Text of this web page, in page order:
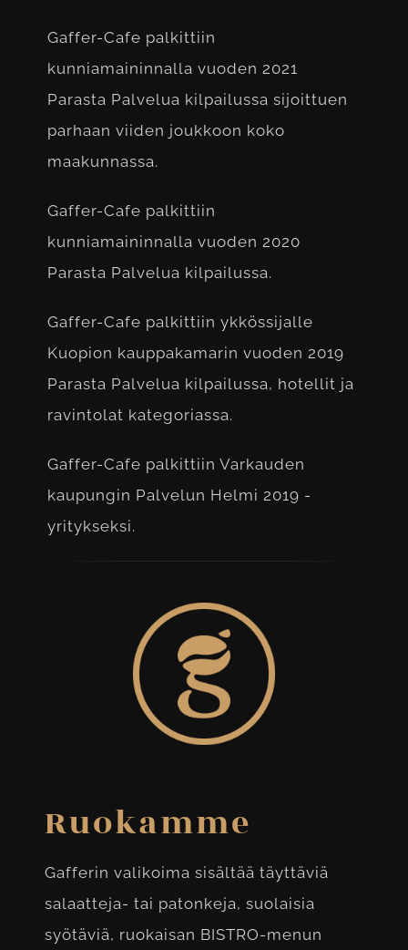
Gaffer-Cafe palkittiin
kunniamaininnalla vuoden 2021
Parasta Palvelua kilpailussa sijoittuen
parhaan viiden joukkoon koko
maakunnassa.
Gaffer-Cafe palkittiin
kunniamaininnalla vuoden 2020
Parasta Palvelua kilpailussa.
Gaffer-Cafe palkittiin ykkössijalle
Kuopion kauppakamarin vuoden 2019
Parasta Palvelua kilpailussa, hotellit ja
ravintolat kategoriassa.
Gaffer-Cafe palkittiin Varkauden
kaupungin Palvelun Helmi 2019 -
yritykseksi.
Ruokamme
Gafferin valikoima sisältää täyttäviä
salaatteja- tai patonkeja, suolaisia
syötäviä, ruokaisan BISTRO-menun